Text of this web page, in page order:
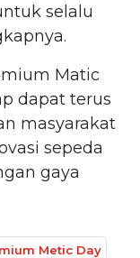
selalu
Matic
dapat terus
masyarakat
sepeda
gaya
Metic Day